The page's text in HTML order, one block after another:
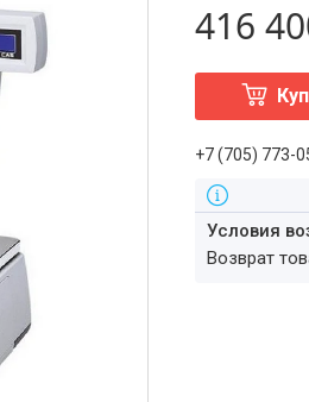
416
+7 (705) 773-
возврат